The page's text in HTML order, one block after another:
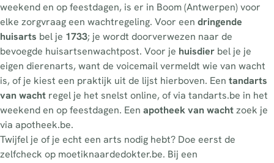
weekend en op feestdagen, is er in Boom (Antwerpen) voor
elke zorgvraag een wachtregeling. Voor een dringende
huisarts bel je 1733; je wordt doorverwezen naar de
bevoegde huisartsenwachtpost. Voor je huisdier bel je je
eigen dierenarts, want de voicemail vermeldt wie van wacht
is, of je kiest een praktijk uit de lijst hierboven. Een tandarts
van wacht regel je het snelst online, of via tandarts.be in het
weekend en op feestdagen. Een apotheek van wachtzoek je
via apotheek.be.
Twijfel je of je echt een arts nodig hebt? Doe eerst de
zelfcheck op moetiknaardedokter.be. Bij een